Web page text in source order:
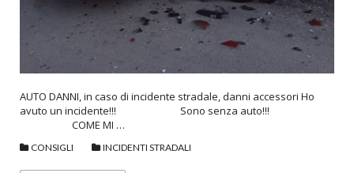
AUTO DANNI, in caso di incidente stradale, danni accessori Ho
avuto un incidente!!! Sono senza auto!!!
COME MI …
CONSIGLI INCIDENTI STRADALI